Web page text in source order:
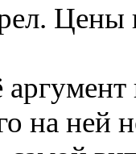
Цены
на ней